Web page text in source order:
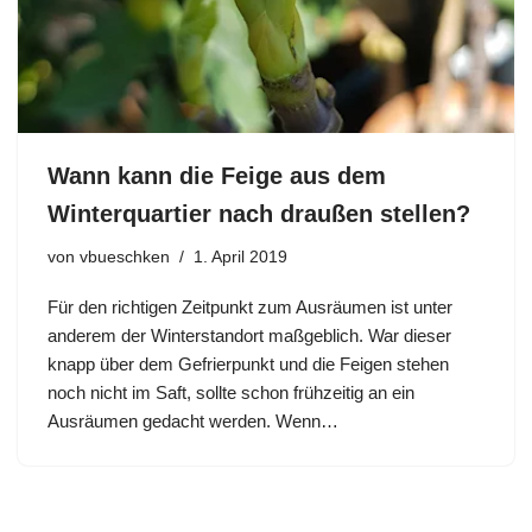
Wann kann die Feige aus dem
Winterquartier nach draußen stellen?
von vbueschken 1. April 2019
Für den richtigen Zeitpunkt zum Ausräumen ist unter
anderem der Winterstandort maßgeblich. War dieser
knapp über dem Gefrierpunkt und die Feigen stehen
noch nicht im Saft, sollte schon frühzeitig an ein
Ausräumen gedacht werden. Wenn…